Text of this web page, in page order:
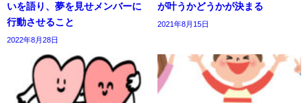
いを語り、夢を見せメンバーに
行動させること
2022年8月28日
が叶うかどうかが決まる
2021年8月15日